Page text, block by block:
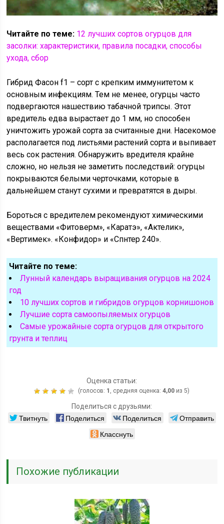
Читайте по теме: 12 лучших сортов огурцов для
засолки: характеристики, правила посадки, способы
ухода, сбор
Гибрид Фасон f1 – сорт с крепким иммунитетом к
основным инфекциям. Тем не менее, огурцы часто
подвергаются нашествию табачной трипсы. Этот
вредитель едва вырастает до 1 мм, но способен
уничтожить урожай сорта за считанные дни. Насекомое
располагается под листьями растений сорта и выпивает
весь сок растения. Обнаружить вредителя крайне
сложно, но нельзя не заметить последствий: огурцы
покрываются белыми черточками, которые в
дальнейшем станут сухими и превратятся в дыры.
Бороться с вредителем рекомендуют химическими
веществами «Фитоверм», «Каратэ», «Актелик»,
«Вертимек». «Конфидор» и «Спнтер 240».
Читайте по теме:
Лунный календарь выращивания огурцов на 2024
год
10 лучших сортов и гибридов огурцов корнишонов
Лучшие сорта самоопыляемых огурцов
Самые урожайные сорта огурцов для открытого
грунта и теплиц
Оценка статьи:
(голосов: 1 , средняя оценка:4,00 из 5)
Поделиться с друзьями:
Твитнуть Поделиться Поделиться
Отправить
Класснуть
Похожие публикации